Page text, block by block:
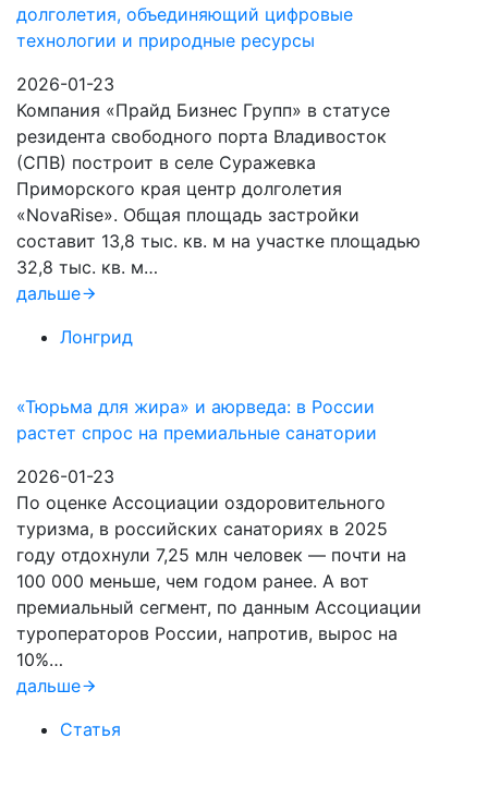
долголетия, объединяющий цифровые
технологии и природные ресурсы
2026-01-23
Компания «Прайд Бизнес Групп» в статусе
резидента свободного порта Владивосток
(СПВ) построит в селе Суражевка
Приморского края центр долголетия
«NovaRise». Общая площадь застройки
составит 13,8 тыс. кв. м на участке площадью
32,8 тыс. кв. м…
дальше
Лонгрид
«Тюрьма для жира» и аюрведа: в России
растет спрос на премиальные санатории
2026-01-23
По оценке Ассоциации оздоровительного
туризма, в российских санаториях в 2025
году отдохнули 7,25 млн человек — почти на
100 000 меньше, чем годом ранее. А вот
премиальный сегмент, по данным Ассоциации
туроператоров России, напротив, вырос на
10%…
дальше
Статья